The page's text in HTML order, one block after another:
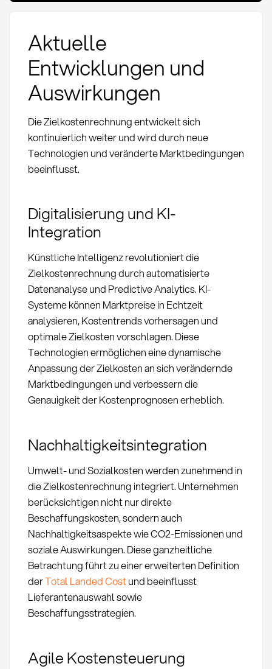
Aktuelle
Entwicklungen und
Auswirkungen
Die Zielkostenrechnung entwickelt sich
kontinuierlich weiter und wird durch neue
Technologien und veränderte Marktbedingungen
beeinflusst.
Digitalisierung und KI-
Integration
Künstliche Intelligenz revolutioniert die
Zielkostenrechnung durch automatisierte
Datenanalyse und Predictive Analytics. KI-
Systeme können Marktpreise in Echtzeit
analysieren, Kostentrends vorhersagen und
optimale Zielkosten vorschlagen. Diese
Technologien ermöglichen eine dynamische
Anpassung der Zielkosten an sich verändernde
Marktbedingungen und verbessern die
Genauigkeit der Kostenprognosen erheblich.
Nachhaltigkeitsintegration
Umwelt- und Sozialkosten werden zunehmend in
die Zielkostenrechnung integriert. Unternehmen
berücksichtigen nicht nur direkte
Beschaffungskosten, sondern auch
Nachhaltigkeitsaspekte wie CO2-Emissionen und
soziale Auswirkungen. Diese ganzheitliche
Betrachtung führt zu einer erweiterten Definition
derTotal Landed Costund beeinflusst
Lieferantenauswahl sowie
Beschaffungsstrategien.
Agile Kostensteuerung